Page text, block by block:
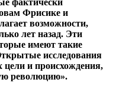
научная
результатов
система публикаций
фактически
Фрисике и
возможности,
лет назад. Эти
имеют такие
и происхождения,